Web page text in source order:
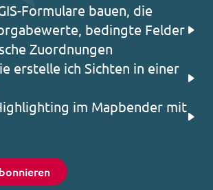
Formulare bauen, die
bedingte Felder
Zuordnungen
erstelle ich Sichten in einer
im Mapbender mit